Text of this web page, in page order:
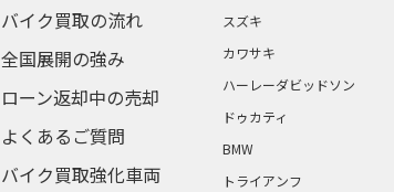
バイク買取の流れ
全国展開の強み
ローン返却中の売却
よくあるご質問
バイク買取強化車両
スズキ
カワサキ
ハーレーダビッドソン
ドゥカティ
BMW
トライアンフ